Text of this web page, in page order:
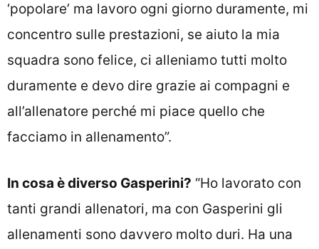
‘popolare’ ma lavoro ogni giorno duramente, mi
concentro sulle prestazioni, se aiuto la mia
squadra sono felice, ci alleniamo tutti molto
duramente e devo dire grazie ai compagni e
all’allenatore perché mi piace quello che
facciamo in allenamento”.
In cosa è diverso Gasperini? “Ho lavorato con
tanti grandi allenatori, ma con Gasperini gli
allenamenti sono davvero molto duri. Ha una